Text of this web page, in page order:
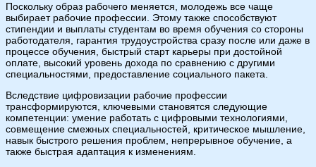
Поскольку образ рабочего меняется, молодежь все чаще
выбирает рабочие профессии. Этому также способствуют
стипендии и выплаты студентам во время обучения со стороны
работодателя, гарантия трудоустройства сразу после или даже в
процессе обучения, быстрый старт карьеры при достойной
оплате, высокий уровень дохода по сравнению с другими
специальностями, предоставление социального пакета.
Вследствие цифровизации рабочие профессии
трансформируются, ключевыми становятся следующие
компетенции: умение работать с цифровыми технологиями,
совмещение смежных специальностей, критическое мышление,
навык быстрого решения проблем, непрерывное обучение, а
также быстрая адаптация к изменениям.